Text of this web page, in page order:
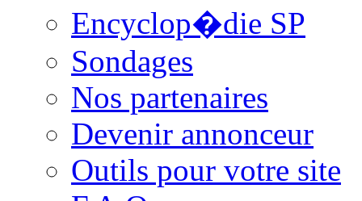
Encyclop�die SP
Sondages
Nos partenaires
Devenir annonceur
Outils pour votre site